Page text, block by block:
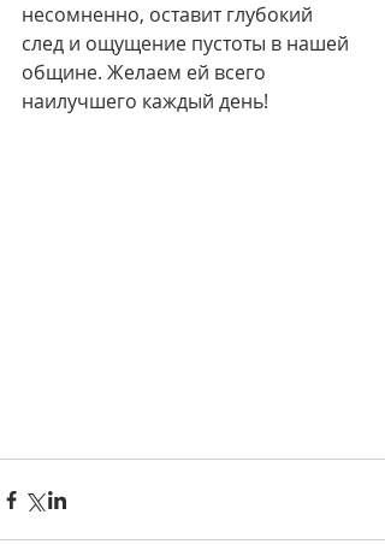
несомненно, оставит глубокий
след и ощущение пустоты в нашей
общине. Желаем ей всего
наилучшего каждый день!